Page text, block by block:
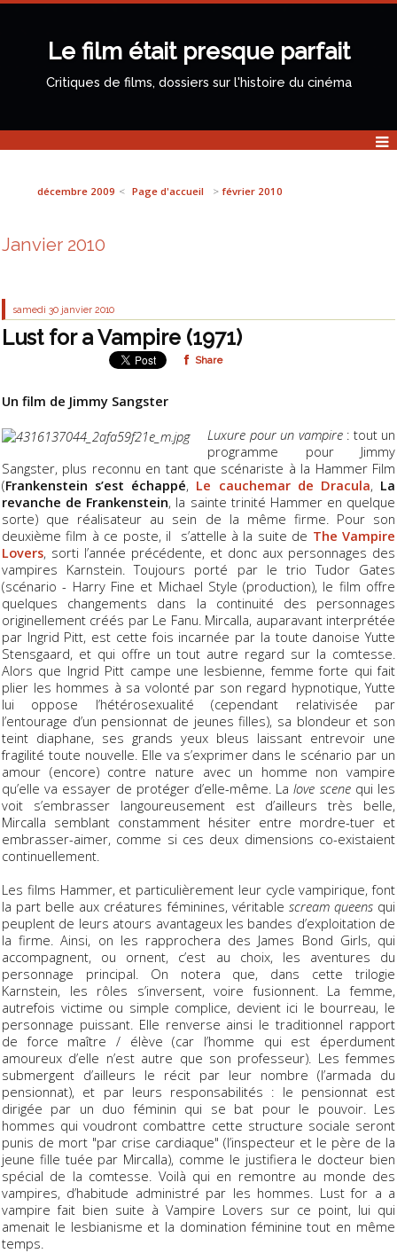
Le film était presque parfait
Critiques de films, dossiers sur l'histoire du cinéma
décembre 2009 Page d'accueil février 2010
Janvier 2010
samedi 30 janvier 2010
Lust for a Vampire (1971)
Share
Un film de Jimmy Sangster
Luxure pour un vampire: tout un
programme pour Jimmy
Sangster, plus reconnu en tant que scénariste à la Hammer Film
(Frankenstein s’est échappé, Le cauchemar de Dracula, La
revanche de Frankenstein, la sainte trinité Hammer en quelque
sorte) que réalisateur au sein de la même firme. Pour son
deuxième film à ce poste, il s’attelle à la suite de The Vampire
Lovers, sorti l’année précédente, et donc aux personnages des
vampires Karnstein. Toujours porté par le trio Tudor Gates
(scénario - Harry Fine et Michael Style (production), le film offre
quelques changements dans la continuité des personnages
originellement créés par Le Fanu. Mircalla, auparavant interprétée
par Ingrid Pitt, est cette fois incarnée par la toute danoise Yutte
Stensgaard, et qui offre un tout autre regard sur la comtesse.
Alors que Ingrid Pitt campe une lesbienne, femme forte qui fait
plier les hommes à sa volonté par son regard hypnotique, Yutte
lui oppose l’hétérosexualité (cependant relativisée par
l’entourage d’un pensionnat de jeunes filles), sa blondeur et son
teint diaphane, ses grands yeux bleus laissant entrevoir une
fragilité toute nouvelle. Elle va s’exprimer dans le scénario par un
amour (encore) contre nature avec un homme non vampire
qu’elle va essayer de protéger d’elle-même. Lalove scenequi les
voit s’embrasser langoureusement est d’ailleurs très belle,
Mircalla semblant constamment hésiter entre mordre-tuer et
embrasser-aimer, comme si ces deux dimensions co-existaient
continuellement.
Les films Hammer, et particulièrement leur cycle vampirique, font
la part belle aux créatures féminines, véritable scream queensqui
peuplent de leurs atours avantageux les bandes d’exploitation de
la firme. Ainsi, on les rapprochera des James Bond Girls, qui
accompagnent, ou ornent, c’est au choix, les aventures du
personnage principal. On notera que, dans cette trilogie
Karnstein, les rôles s’inversent, voire fusionnent. La femme,
autrefois victime ou simple complice, devient ici le bourreau, le
personnage puissant. Elle renverse ainsi le traditionnel rapport
de force maître / élève (car l’homme qui est éperdument
amoureux d’elle n’est autre que son professeur). Les femmes
submergent d’ailleurs le récit par leur nombre (l’armada du
pensionnat), et par leurs responsabilités : le pensionnat est
dirigée par un duo féminin qui se bat pour le pouvoir. Les
hommes qui voudront combattre cette structure sociale seront
punis de mort "par crise cardiaque" (l’inspecteur et le père de la
jeune fille tuée par Mircalla), comme le justifiera le docteur bien
spécial de la comtesse. Voilà qui en remontre au monde des
vampires, d’habitude administré par les hommes. Lust for a a
vampire fait bien suite à Vampire Lovers sur ce point, lui qui
amenait le lesbianisme et la domination féminine tout en même
temps.